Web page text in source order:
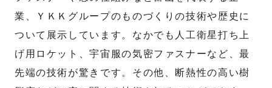
業、ＹＫＫグループのものづくりの技術や歴史に
ついて展示しています。なかでも人工衛星打ち上
げ用ロケット、宇宙服の気密ファスナーなど、最
先端の技術が驚きです。その他、断熱性の高い樹